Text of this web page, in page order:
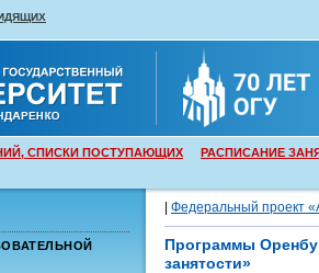
СПИСКИ ПОСТУПАЮЩИХ
РАСПИСАНИЕ
Федеральный проект
Программы
занятости»